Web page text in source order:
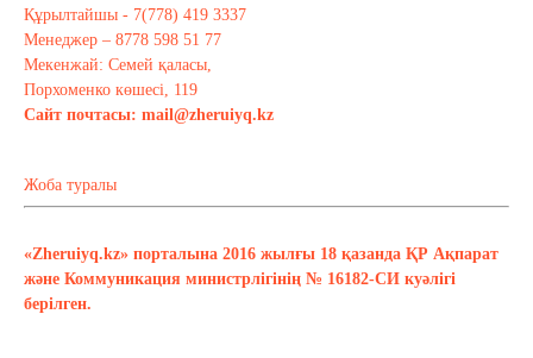
Құрылтайшы - 7(778) 419 3337
Менеджер – 8778 598 51 77
Мекенжай: Семей қаласы,
Порхоменко көшесі, 119
Сайт почтасы: mail@zheruiyq.kz
Жоба туралы
«Zheruiyq.kz» порталына 2016 жылғы 18 қазанда ҚР Ақпарат
және Коммуникация министрлігінің № 16182-СИ куәлігі
берілген.